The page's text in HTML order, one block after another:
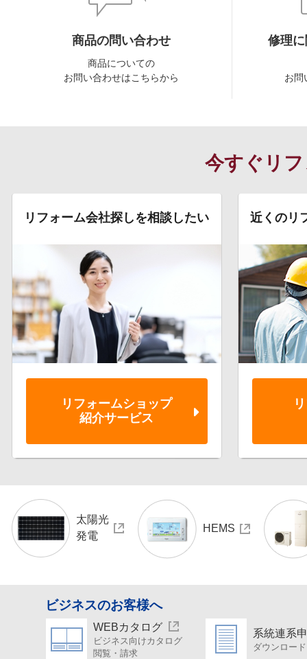
商品の問い合わせ
商品についての
お問い合わせはこちらから
修理
お問
今すぐリ
リフォーム会社探しを相談したい
リフォームショップ
紹介サービス
近くのリ
太陽光
発電
HEMS
ビジネスのお客様へ
WEBカタログ
ビジネス向けカタログ
閲覧・請求
系統連系
ダウンロード